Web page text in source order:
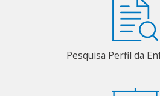
Pesquisa Perfil da